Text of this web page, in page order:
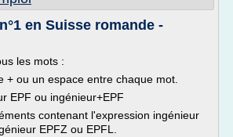
en Suisse romande -
les mots :
+ ou un espace entre chaque mot.
EPF ou ingénieur+EPF
contenant l'expression ingénieur
EPFZ ou EPFL.